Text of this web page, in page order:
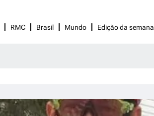
RMC Brasil Mundo Edição da semana